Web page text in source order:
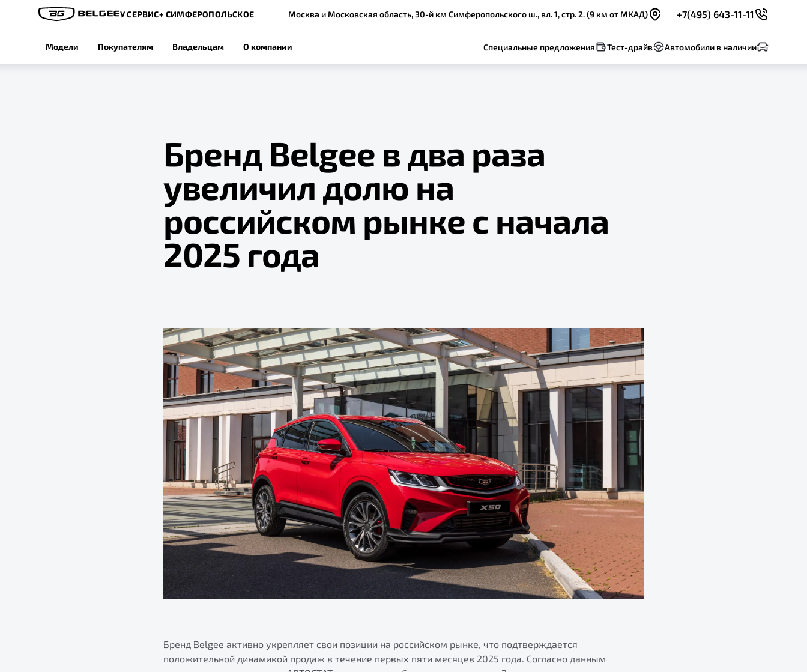
У СЕРВИС+ СИМФЕРОПОЛЬСКОЕ Москва и Московская область, 30-й км Симферопольского ш., вл. 1, стр. 2. (9 км от МКАД) +7(495) 643-11-11
Модели Покупателям Владельцам О компании Специальные предложения Тест-драйв Автомобили в наличии
Бренд Belgee в два раза
увеличил долю на
российском рынке с начала
2025 года
Бренд Belgee активно укрепляет свои позиции на российском рынке, что подтверждается
положительной динамикой продаж в течение первых пяти месяцев 2025 года. Согласно данным